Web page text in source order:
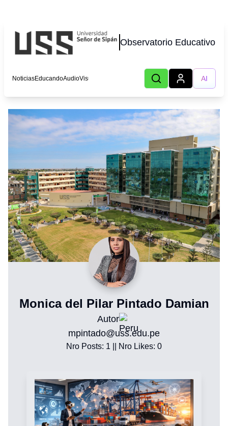
Observatorio Educativo
NoticiasEducandoAudioVisual Autores Eventos CHOTAI
Monica del Pilar Pintado Damian
Autor
mpintado@uss.edu.pe
Nro Posts: 1 || Nro Likes: 0